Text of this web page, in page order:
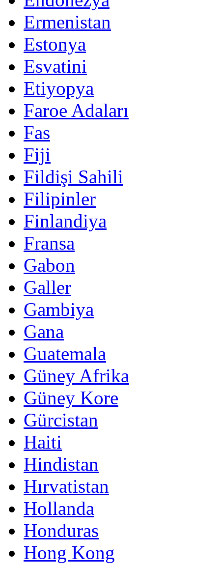
Ermenistan
Estonya
Esvatini
Etiyopya
Faroe Adaları
Fas
Fiji
Fildişi Sahili
Filipinler
Finlandiya
Fransa
Gabon
Galler
Gambiya
Gana
Guatemala
Güney Afrika
Güney Kore
Gürcistan
Haiti
Hindistan
Hırvatistan
Hollanda
Honduras
Hong Kong